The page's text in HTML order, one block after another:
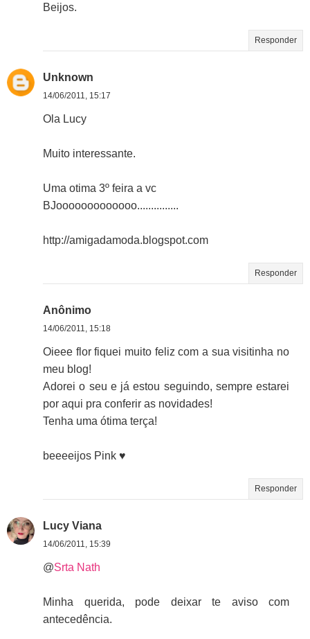
Beijos.
Responder
Unknown
14/06/2011, 15:17
Ola Lucy
Muito interessante.
Uma otima 3º feira a vc
BJooooooooooooo...............
http://amigadamoda.blogspot.com
Responder
Anônimo
14/06/2011, 15:18
Oieee flor fiquei muito feliz com a sua visitinha no
meu blog!
Adorei o seu e já estou seguindo, sempre estarei
por aqui pra conferir as novidades!
Tenha uma ótima terça!
beeeeijos Pink ♥
Responder
Lucy Viana
14/06/2011, 15:39
@Srta Nath
Minha querida, pode deixar te aviso com
antecedência.